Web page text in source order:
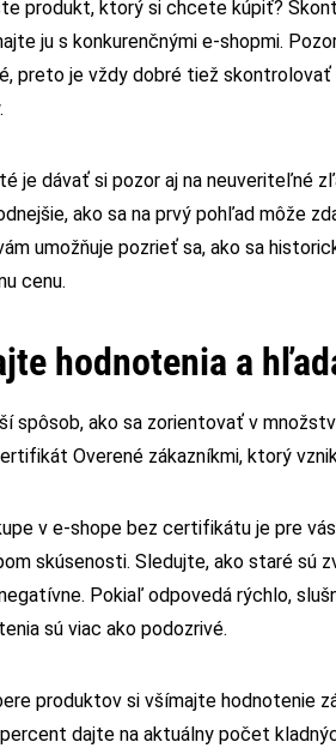
produkt, ktorý si chcete kúpiť?
ju s konkurenčnými e‑shopmi.
preto je vždy dobré tiež
je dávať si pozor aj na neuveriteľné
ako sa na prvý pohľad môže
umožňuje pozrieť sa, ako sa
cenu.
hodnotenia a
spôsob, ako sa zorientovať v
Overené zákazníkmi, ktorý
v e‑shope bez certifikátu je pre
skúsenosti. Sledujte, ako staré sú
Pokiaľ odpovedá rýchlo,
sú viac ako podozrivé.
produktov si všímajte hodnotenie
dajte na aktuálny počet